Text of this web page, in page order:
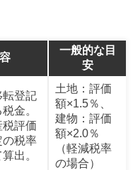
一般的な目
安
転登記
金。
税評価
の税率
出。
土地：評価
額×1.5％、
建物：評価
額×2.0％
（軽減税率
の場合）